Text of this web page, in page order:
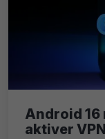
Android 16
aktiver